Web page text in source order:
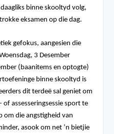
binne skooltyd volg,
eksamen op die dag.
gefokus, aangesien die
3 Desember
(baanitems en optogte)
binne skooltyd is
dit terdeë sal geniet om
of assesseringsessie sport te
om die angstigheid van
asook om net ’n bietjie